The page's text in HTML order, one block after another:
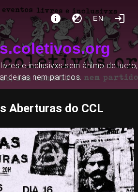
EN
e inclusivxs sem ânimo de lucro,
nem partidos.
Aberturas do CCL